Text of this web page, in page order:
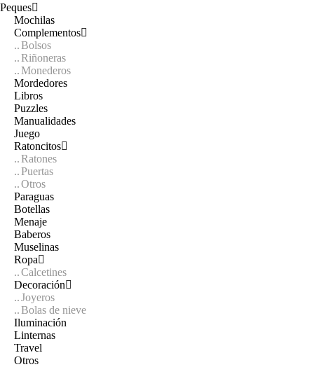
Peques
Mochilas
Complementos
Bolsos
Riñoneras
Monederos
Mordedores
Libros
Puzzles
Manualidades
Juego
Ratoncitos
Ratones
Puertas
Otros
Paraguas
Botellas
Menaje
Baberos
Muselinas
Ropa
Calcetines
Decoración
Joyeros
Bolas de nieve
Iluminación
Linternas
Travel
Otros